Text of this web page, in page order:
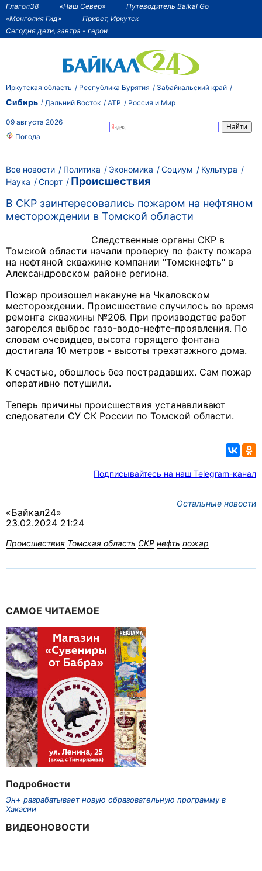
Глагол38 «Наш Север»
Путеводитель Baikal Go
«Монголия Гид»
Привет, Иркутск
Сегодня дети, завтра - герои
Иркутская область Республика Бурятия Забайкальский край
Сибирь Дальний Восток АТР Россия и Мир
09 августа 2026
Погода
Все новости Политика Экономика Социум
Культура
Наука
Спорт
Происшествия
В СКР заинтересовались пожаром на нефтяном
месторождении в Томской области
Следственные органы СКР в
Томской области начали проверку по факту пожара
на нефтяной скважине компании "Томскнефть" в
Александровском районе региона.
Пожар произошел накануне на Чкаловском
месторождении. Происшествие случилось во время
ремонта скважины №206. При производстве работ
загорелся выброс газо-водо-нефте-проявления. По
словам очевидцев, высота горящего фонтана
достигала 10 метров - высоты трехэтажного дома.
К счастью, обошлось без пострадавших. Сам пожар
оперативно потушили.
Теперь причины происшествия устанавливают
следователи СУ СК России по Томской области.
Подписывайтесь на наш Telegram-канал
Остальные новости
«Байкал24»
23.02.2024 21:24
Происшествия Томская область СКР нефть пожар
САМОЕ ЧИТАЕМОЕ
Подробности
Эн+ разрабатывает новую образовательную программу в
Хакасии
ВИДЕОНОВОСТИ